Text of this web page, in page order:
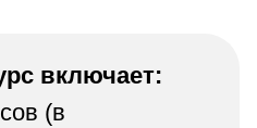
включает:
(в